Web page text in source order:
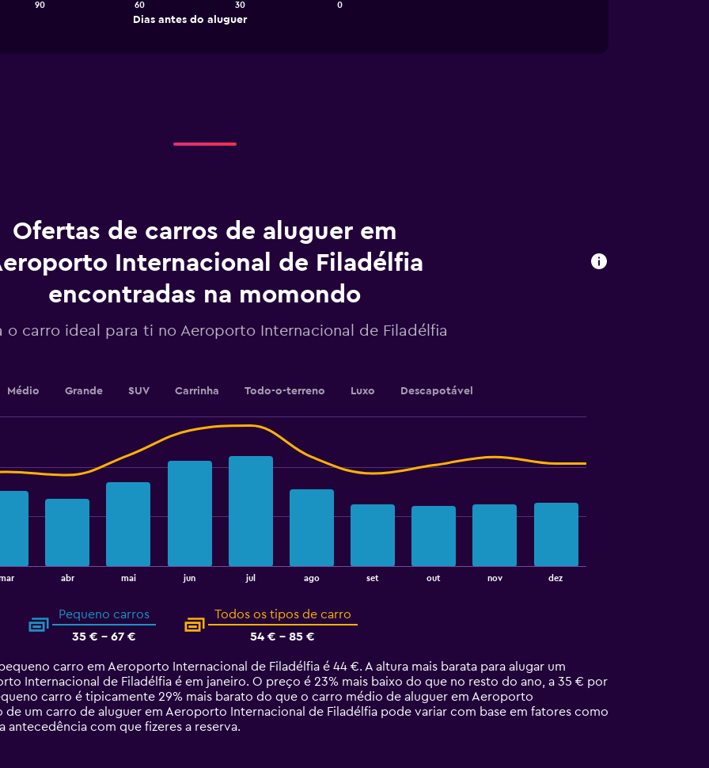
The
The
chart
1
axis
values.
52.
Dias antes do aluguer
90 60 30 0
Ofertas de carros de aluguer em
Internacional de Filadélfia
encontradas na momondo
o carro ideal para ti no Aeroporto Internacional de Filadélfia
Médio Grande SUV Carrinha Todo-o-terreno Luxo Descapotável
abr mai jun jul ago set out nov dez
Pequeno carros
35 € - 67 €
Todos os tipos de carro
54 € - 85 €
carro em Aeroporto Internacional de Filadélfia é 44 €. A altura mais barata para alugar um
Internacional de Filadélfia é em janeiro. O preço é 23% mais baixo do que no resto do ano, a 35 € por
carro é tipicamente 29% mais barato do que o carro médio de aluguer em Aeroporto
de um carro de aluguer em Aeroporto Internacional de Filadélfia pode variar com base em fatores como
com que fizeres a reserva.